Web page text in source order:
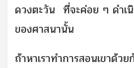
ดวงตะวัน ที่จะค่อย ๆ ดำเ
ของศาสนานั้น
ถ้าหาเราทำการสอนเขาด้ว